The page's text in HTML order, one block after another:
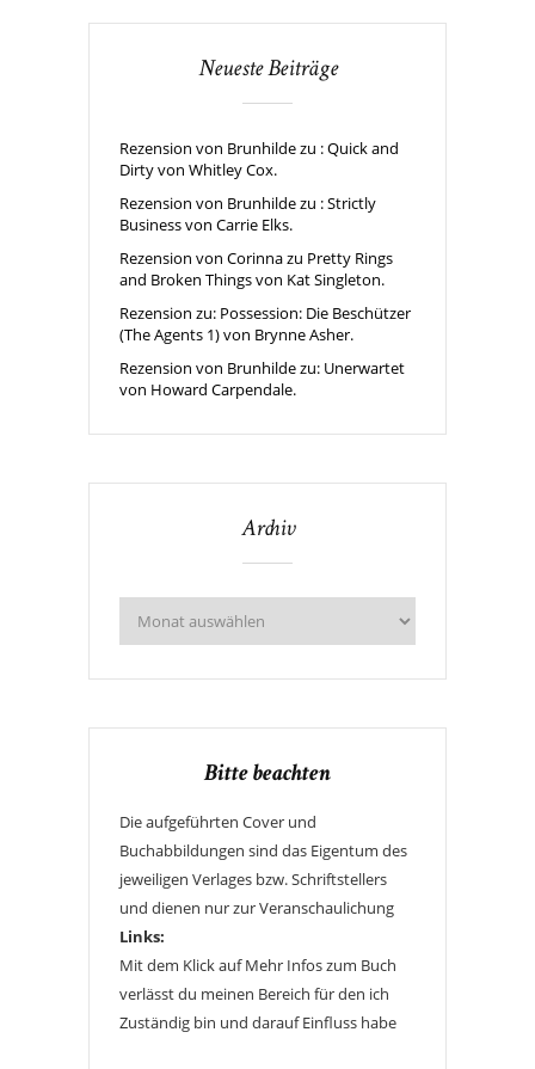
Neueste Beiträge
Rezension von Brunhilde zu : Quick and
Dirty von Whitley Cox.
Rezension von Brunhilde zu : Strictly
Business von Carrie Elks.
Rezension von Corinna zu Pretty Rings
and Broken Things von Kat Singleton.
Rezension zu: Possession: Die Beschützer
(The Agents 1) von Brynne Asher.
Rezension von Brunhilde zu: Unerwartet
von Howard Carpendale.
Archiv
Bitte beachten
Die aufgeführten Cover und
Buchabbildungen sind das Eigentum des
jeweiligen Verlages bzw. Schriftstellers
und dienen nur zur Veranschaulichung
Links:
Mit dem Klick auf Mehr Infos zum Buch
verlässt du meinen Bereich für den ich
Zuständig bin und darauf Einfluss habe